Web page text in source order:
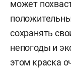
может
сохранять
непогоды и
этом краска